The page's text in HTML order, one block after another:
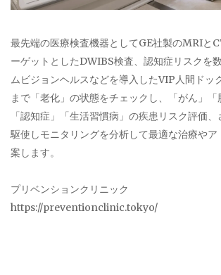
最先端の医療検査機器としてGE社製のMRIと
ーゲットとしたDWIBS検査、認知症リスクを
ムビジョンヘルスなどを導入したVIP人間ドッ
まで「老化」の状態をチェックし、「がん」「
「認知症」「生活習慣病」の疾患リスク評価
駆使しモニタリングを分析して最適な治療やア
案します。
プリベンションクリニック
https://preventionclinic.tokyo/